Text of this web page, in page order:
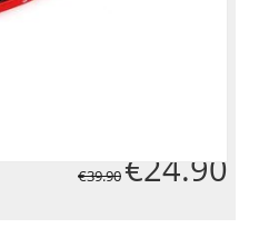
€39.90€24.90